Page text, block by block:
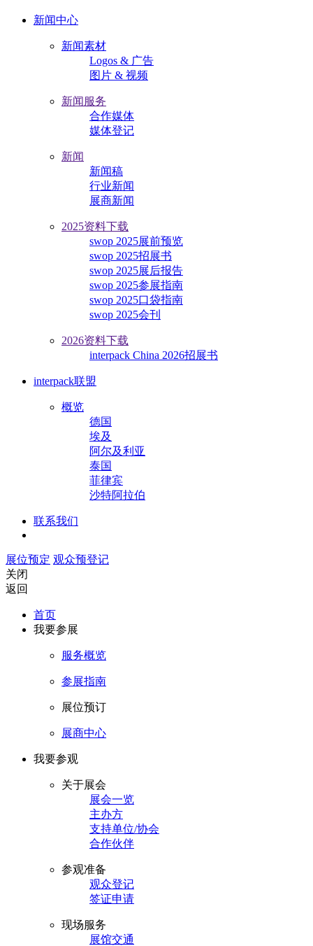
新闻中心
新闻素材
Logos & 广告
图片 & 视频
新闻服务
合作媒体
媒体登记
新闻
新闻稿
行业新闻
展商新闻
2025资料下载
swop 2025展前预览
swop 2025招展书
swop 2025展后报告
swop 2025参展指南
swop 2025口袋指南
swop 2025会刊
2026资料下载
interpack China 2026招展书
interpack联盟
概览
德国
埃及
阿尔及利亚
泰国
菲律宾
沙特阿拉伯
联系我们
展位预定 观众预登记
关闭
返回
首页
我要参展
服务概览
参展指南
展位预订
展商中心
我要参观
关于展会
展会一览
主办方
支持单位/协会
合作伙伴
参观准备
观众登记
签证申请
现场服务
展馆交通